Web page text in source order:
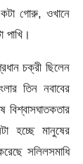
গোরু, ওখানে
চক্রী ছিলেন
তিন নবাবের
হচ্ছে মানুষের
সলিলসমাধি